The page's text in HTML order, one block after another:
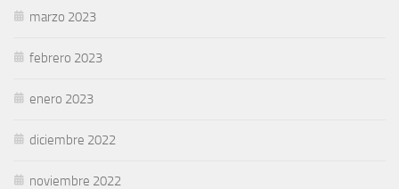
marzo 2023
febrero 2023
enero 2023
diciembre 2022
noviembre 2022